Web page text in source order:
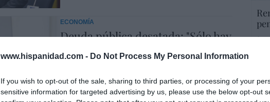
www.hispanidad.com - Do Not Process My Personal Information
If you wish to opt-out of the sale, sharing to third parties, or processing of your
sensitive information for targeted advertising by us, please use the below opt-out
Deuda pública desatada: "Sólo hay
dinero en caja para pagar las
pensiones y el sueldo de los
funcionarios del próximo mes"
ECONOMÍA
28/12/2025 6:00
por